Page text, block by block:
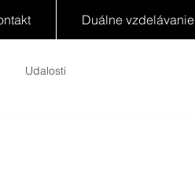
Duálne vzdelávanie
Udalosti